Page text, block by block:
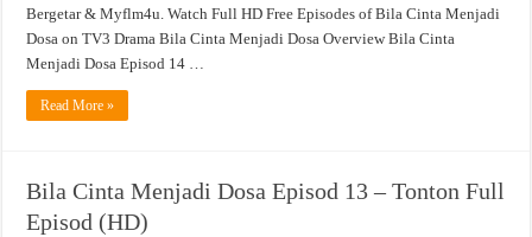
Bergetar & Myflm4u. Watch Full HD Free Episodes of Bila Cinta Menjadi
Dosa on TV3 Drama Bila Cinta Menjadi Dosa Overview Bila Cinta
Menjadi Dosa Episod 14 …
Read More »
Bila Cinta Menjadi Dosa Episod 13 – Tonton Full
Episod (HD)